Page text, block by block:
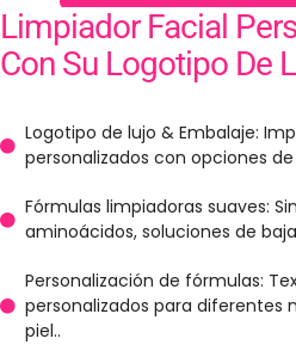
Limpiador Facial
Con Su Logotipo De
Logotipo de lujo & Embalaje:
personalizados con opciones
Fórmulas limpiadoras suaves:
aminoácidos, soluciones de
Personalización de fórmulas:
personalizados para diferentes
piel..